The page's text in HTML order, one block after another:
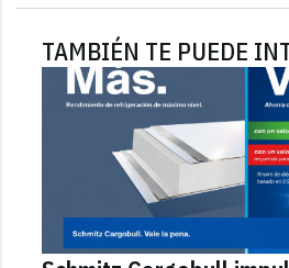
TAMBIÉN TE PUEDE